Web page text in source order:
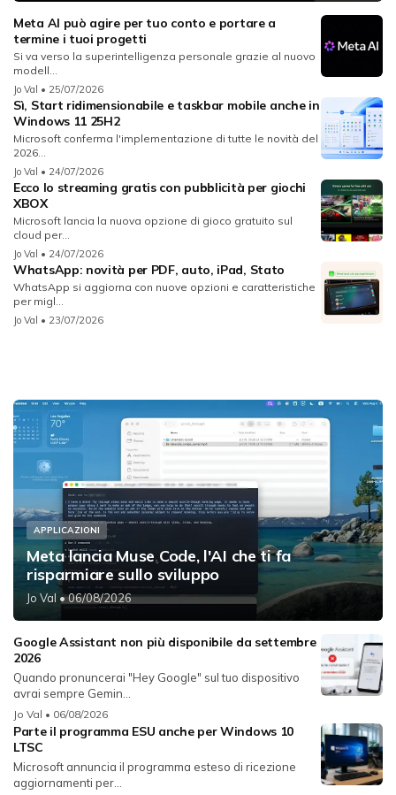
Meta AI può agire per tuo conto e portare a
termine i tuoi progetti
Si va verso la superintelligenza personale grazie al nuovo
modell...
Jo Val • 25/07/2026
Sì, Start ridimensionabile e taskbar mobile anche in
Windows 11 25H2
Microsoft conferma l'implementazione di tutte le novità del
2026...
Jo Val • 24/07/2026
Ecco lo streaming gratis con pubblicità per giochi
XBOX
Microsoft lancia la nuova opzione di gioco gratuito sul
cloud per...
Jo Val • 24/07/2026
WhatsApp: novità per PDF, auto, iPad, Stato
WhatsApp si aggiorna con nuove opzioni e caratteristiche
per migl...
Jo Val • 23/07/2026
APPLICAZIONI
Meta lancia Muse Code, l'AI che ti fa
risparmiare sullo sviluppo
Jo Val • 06/08/2026
Google Assistant non più disponibile da settembre
2026
Quando pronuncerai "Hey Google" sul tuo dispositivo
avrai sempre Gemin...
Jo Val • 06/08/2026
Parte il programma ESU anche per Windows 10
LTSC
Microsoft annuncia il programma esteso di ricezione
aggiornamenti per...